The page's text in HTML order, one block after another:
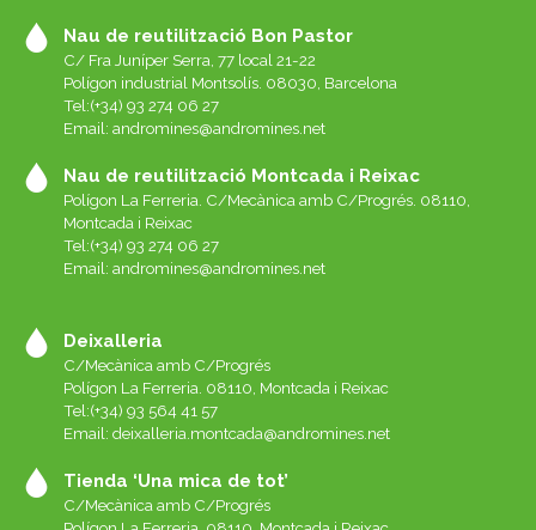
Nau de reutilització Bon Pastor
C/ Fra Juníper Serra, 77 local 21-22
Polígon industrial Montsolís. 08030, Barcelona
Tel:(+34) 93 274 06 27
Email: andromines@andromines.net
Nau de reutilització Montcada i Reixac
Polígon La Ferreria. C/Mecànica amb C/Progrés. 08110,
Montcada i Reixac
Tel:(+34) 93 274 06 27
Email: andromines@andromines.net
Deixalleria
C/Mecànica amb C/Progrés
Polígon La Ferreria. 08110, Montcada i Reixac
Tel:(+34) 93 564 41 57
Email: deixalleria.montcada@andromines.net
Tienda ‘Una mica de tot’
C/Mecànica amb C/Progrés